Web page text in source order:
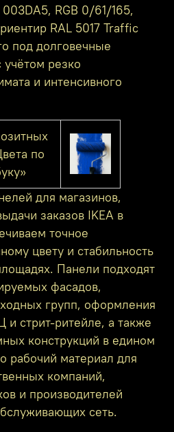
RGB 0/61/165,
RAL 5017 Traffic
под долговечные
резко
и интенсивного
по
для магазинов,
заказов IKEA в
точное
цвету и стабильность
Панели подходят
фасадов,
групп, оформления
и стрит‑ритейле, а также
конструкций в едином
рабочий материал для
компаний,
и производителей
сеть.